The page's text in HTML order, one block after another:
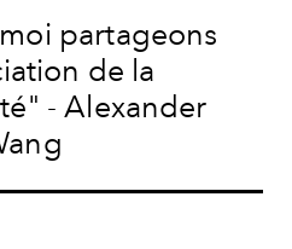
partageons
de la
- Alexander